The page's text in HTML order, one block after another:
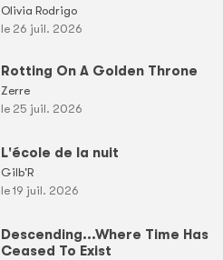
Olivia Rodrigo
le 26 juil. 2026
Rotting On A Golden Throne
Zerre
le 25 juil. 2026
L'école de la nuit
Gilb'R
le 19 juil. 2026
Descending...Where Time Has
Ceased To Exist